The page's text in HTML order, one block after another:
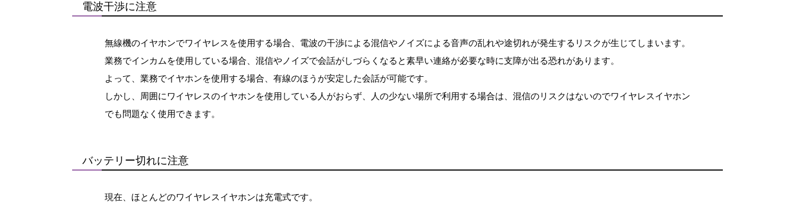
電波干渉に注意
無線機のイヤホンでワイヤレスを使用する場合、電波の干渉による混信やノイズによる音声の乱れや途切れが発生するリスクが生じてしまいます。
業務でインカムを使用している場合、混信やノイズで会話がしづらくなると素早い連絡が必要な時に支障が出る恐れがあります。
よって、業務でイヤホンを使用する場合、有線のほうが安定した会話が可能です。
しかし、周囲にワイヤレスのイヤホンを使用している人がおらず、人の少ない場所で利用する場合は、混信のリスクはないのでワイヤレスイヤホン
でも問題なく使用できます。
バッテリー切れに注意
現在、ほとんどのワイヤレスイヤホンは充電式です。